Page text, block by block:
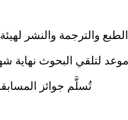
والترجمة والنشر
البحوث نهاية شهر رجب 1442هـ، وآخر موعد لتلقي ملخصات البحوث نهاية
تُسلَّم جوائز